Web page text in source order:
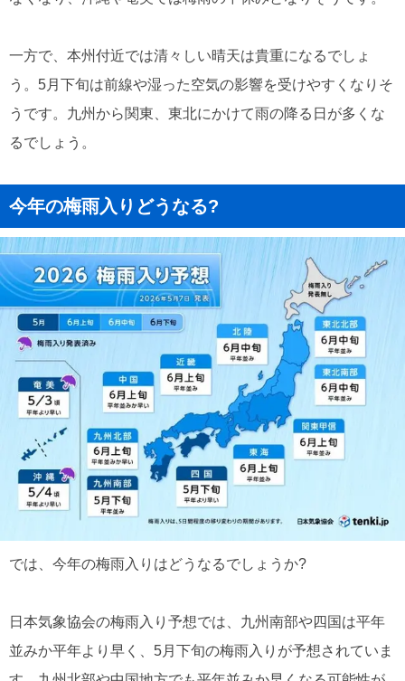
一方で、本州付近では清々しい晴天は貴重になるでしょ
う。5月下旬は前線や湿った空気の影響を受けやすくなりそ
うです。九州から関東、東北にかけて雨の降る日が多くな
るでしょう。
今年の梅雨入りどうなる?
では、今年の梅雨入りはどうなるでしょうか?
日本気象協会の梅雨入り予想では、九州南部や四国は平年
並みか平年より早く、5月下旬の梅雨入りが予想されていま